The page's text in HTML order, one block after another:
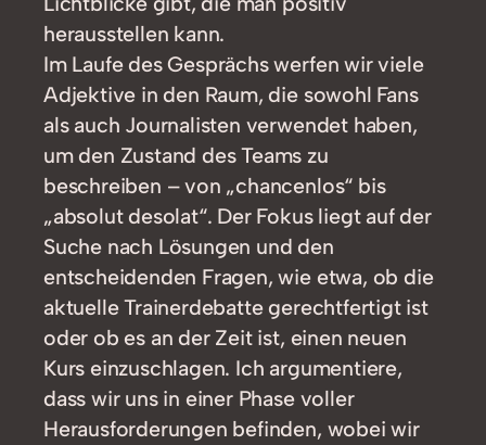
herausstellen kann.
Im Laufe des Gesprächs werfen wir viele
Adjektive in den Raum, die sowohl Fans
als auch Journalisten verwendet haben,
um den Zustand des Teams zu
beschreiben – von „chancenlos“ bis
„absolut desolat“. Der Fokus liegt auf der
Suche nach Lösungen und den
entscheidenden Fragen, wie etwa, ob die
aktuelle Trainerdebatte gerechtfertigt ist
oder ob es an der Zeit ist, einen neuen
Kurs einzuschlagen. Ich argumentiere,
dass wir uns in einer Phase voller
Herausforderungen befinden, wobei wir